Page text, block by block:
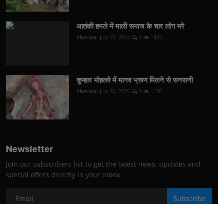
आतंकी हमले में माली समाज के चार लोग मरे
bherulal Jun 10, 2024 0 1435
कुम्हार मोहल्ले में मानव भ्रूण मिलने से सनसनी
bherulal Jun 30, 2025 0 1170
Newsletter
Join our subscribers list to get the latest news, updates and
special offers directly in your inbox
Subscribe